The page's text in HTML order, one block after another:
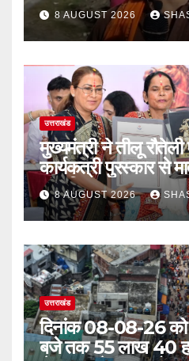
8 AUGUST 2026
उत्तराखंड
मुख्यमंत्री ने तीलू
कार्यकत्री पुरस्कार से
सम्मानित
8 AUGUST 2026
उत्तराखंड
दिनांक 08-08-26
बजे तक 55 लाख 40